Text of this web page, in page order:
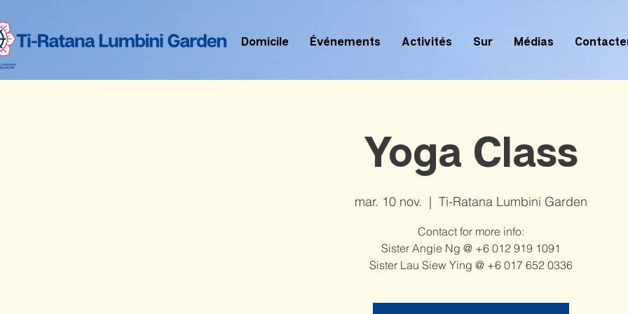
Domicile Événements Activités Sur Médias
Yoga Class
mar. 10 nov.
  |
Ti-Ratana Lumbini Garden
Contact for more info:
Sister Angie Ng @ +6 012 919 1091
Sister Lau Siew Ying @ +6 017 652 0336